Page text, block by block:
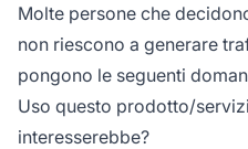
Molte persone che
non riescono a generare
pongono le seguenti
Uso questo prodotto/
interesserebbe?